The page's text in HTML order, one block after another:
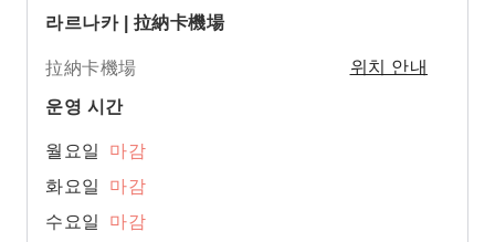
라르나카 | 拉納卡機場
拉納卡機場 위치 안내
운영 시간
월요일
마감
화요일
마감
수요일
마감